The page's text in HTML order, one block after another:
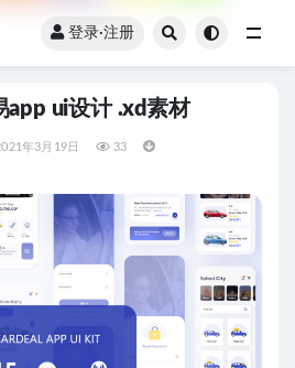
登录·注册
app ui设计 .xd素材
年3月19日 33